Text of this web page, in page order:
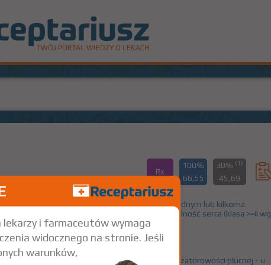
Rx
100%
66,55
30% (1)
45,69
niezwiązanym z wadą zastawkową, z jednym lub kilkoma
lat, nadciśnienie tętnicze, cukrzyca, niewydolność serca (klasa >=II wg
i zatorowości płucnej u dorosłych
nawrotów zakrzepicy żył głębokich lub zatorowości płucnej - u
lekarzy i farmaceutów wymaga
widocznego na stronie. Jeśli
warunków,